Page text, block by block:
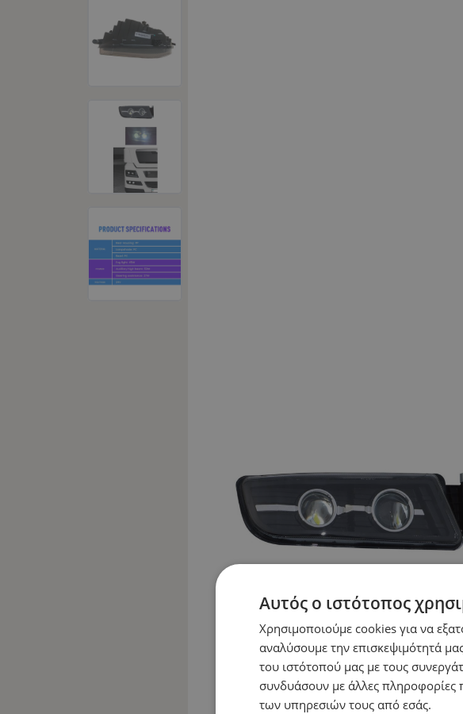
Αυτός ο ιστότοπος
Χρησιμοποιούμε cookies για να
αναλύσουμε την επισκεψιμότητά
του ιστότοπού μας με τους
συνδυάσουν με άλλες πληροφορίες
των υπηρεσιών τους από εσάς.